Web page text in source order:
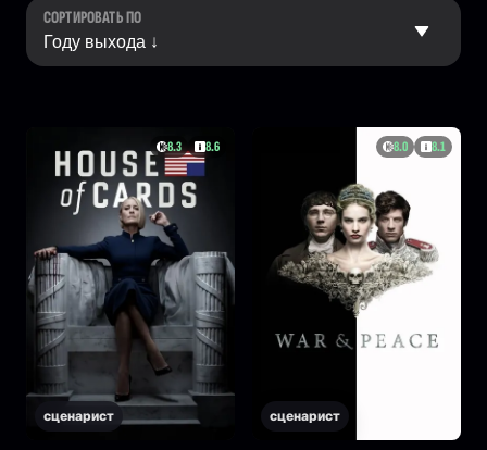
СОРТИРОВАТЬ ПО
8.3 8.6
сценарист
8.0 8.1
сценарист